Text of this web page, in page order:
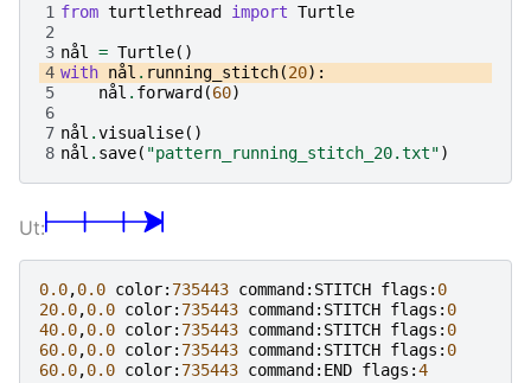
1 from turtlethread import Turtle
2
3 nål = Turtle()
4 with nål . running_stitch(20):
5
nål . forward (60)
6
7 nål .visualise()
8 nål . save( "pattern_running_stitch_20.txt")
0.0,0.0 color: 735443 command : STITCH flags : 0
20.0,0.0 color: 735443 command : STITCH flags : 0
40.0,0.0 color: 735443 command : STITCH flags : 0
60.0,0.0 color: 735443 command : STITCH flags : 0
60.0,0.0 color: 735443 command : END flags :4